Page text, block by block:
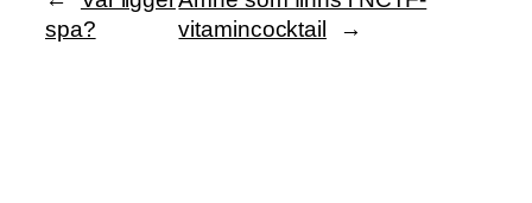
spa?
vitamincocktail
→